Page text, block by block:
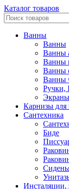
Каталог товаров
Ванны
Ванны
Ванны
Ванны
Ванны
Ванны
Ручки,
Карнизы
Сантехника
Биде
Инсталяции,